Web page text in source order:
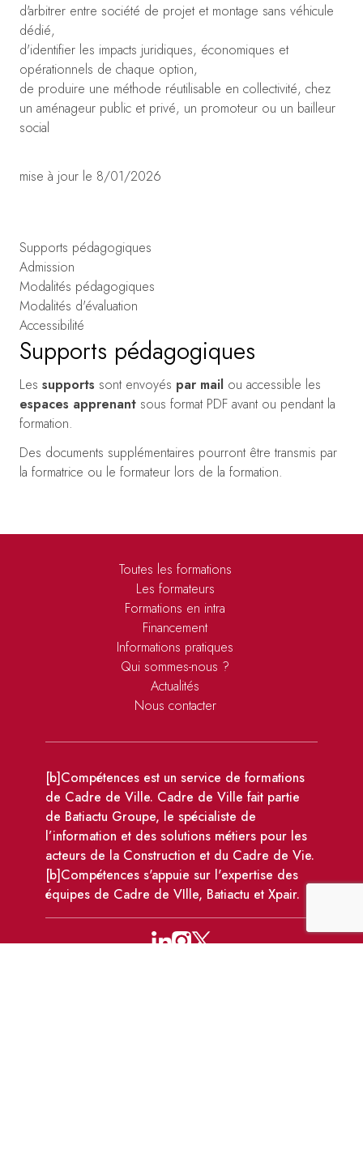
d'arbitrer entre société de projet et montage sans véhicule
dédié,
d'identifier les impacts juridiques, économiques et
opérationnels de chaque option,
de produire une méthode réutilisable en collectivité, chez
un aménageur public et privé, un promoteur ou un bailleur
social
mise à jour le 8/01/2026
Supports pédagogiques
Admission
Modalités pédagogiques
Modalités d'évaluation
Accessibilité
Supports pédagogiques
Les supports sont envoyés par mail ou accessible les
espaces apprenant sous format PDF avant ou pendant la
formation.
Des documents supplémentaires pourront être transmis par
la formatrice ou le formateur lors de la formation.
Toutes les formations
Les formateurs
Formations en intra
Financement
Informations pratiques
Qui sommes-nous ?
Actualités
Nous contacter
[b]Compétences est un service de formations
de Cadre de Ville. Cadre de Ville fait partie
de Batiactu Groupe, le spécialiste de
l’information et des solutions métiers pour les
acteurs de la Construction et du Cadre de Vie.
[b]Compétences s'appuie sur l'expertise des
équipes de Cadre de VIlle, Batiactu et Xpair.